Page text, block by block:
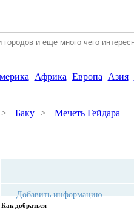
Африка Европа Азия
> Баку > Мечеть Гейдара
Добавить информацию
Как добраться